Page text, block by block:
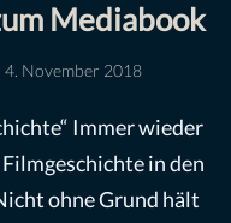
Mediabook
4. November 2018
Immer wieder
in den
ohne Grund hält